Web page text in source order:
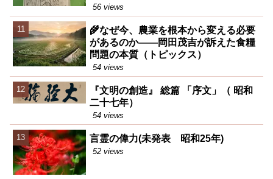
56 views
🌾なぜ今、農業を根本から変える必要
があるのか――岡田茂吉が訴えた食糧
問題の本質（トピックス）
54 views
『文明の創造』 総篇 「序文」（ 昭和
二十七年）
54 views
言霊の偉力(未発表 昭和25年)
52 views